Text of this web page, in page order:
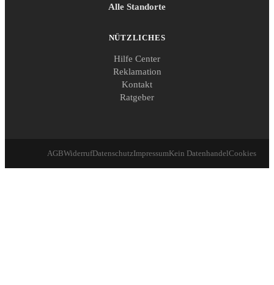
Alle Standorte
NÜTZLICHES
Hilfe Center
Reklamation
Kontakt
Ratgeber
AGBWiderrufDatenschutzImpressumKein DatenhandelCookies